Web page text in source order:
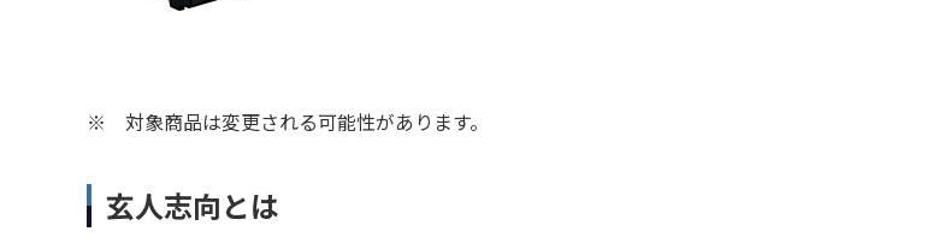
※ 対象商品は変更される可能性があります。
玄人志向とは